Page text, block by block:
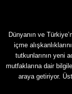
Dünyanın ve
içme
tutkunlarının yeni
mutfaklarına dair
araya getiriyor.